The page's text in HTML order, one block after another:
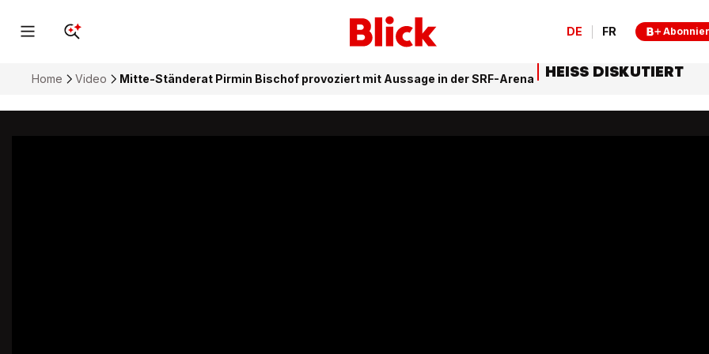
DE FR
Home Video Mitte-Ständerat Pirmin Bischof provoziert mit Aussage in der SRF-Arena HEISS DISKUTIERT